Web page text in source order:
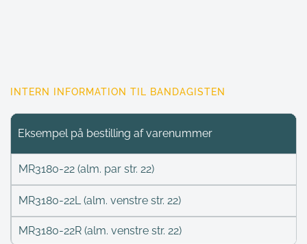
INTERN INFORMATION TIL BANDAGISTEN
Eksempel på bestilling af varenummer
MR3180-22 (alm. par str. 22)
MR3180-22L (alm. venstre str. 22)
MR3180-22R (alm. venstre str. 22)